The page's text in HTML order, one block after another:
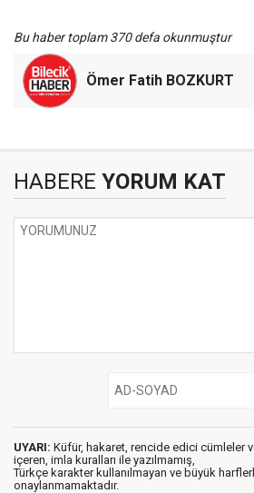
Bu haber toplam 370 defa okunmuştur
Ömer Fatih BOZKURT
HABERE YORUM KAT
UYARI: Küfür, hakaret, rencide edici cümleler
içeren, imla kuralları ile yazılmamış,
Türkçe karakter kullanılmayan ve büyük
onaylanmamaktadır.